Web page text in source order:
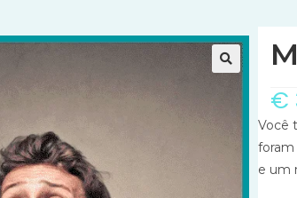
€
Você
foram
e um